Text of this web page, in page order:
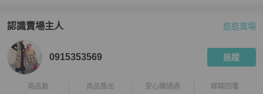
認識賣場主人
PopChill 拍拍圈嚴選賣家
逛逛賣場
0915353569 追蹤
商品數 商品售出 安心購通過 聊聊回覆